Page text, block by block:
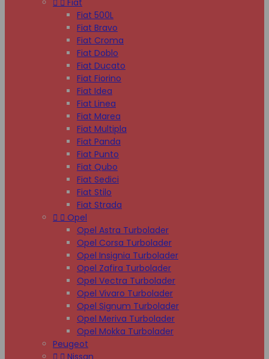
  Fiat
Fiat 500L
Fiat Bravo
Fiat Croma
Fiat Doblo
Fiat Ducato
Fiat Fiorino
Fiat Idea
Fiat Linea
Fiat Marea
Fiat Multipla
Fiat Panda
Fiat Punto
Fiat Qubo
Fiat Sedici
Fiat Stilo
Fiat Strada
  Opel
Opel Astra Turbolader
Opel Corsa Turbolader
Opel Insignia Turbolader
Opel Zafira Turbolader
Opel Vectra Turbolader
Opel Vivaro Turbolader
Opel Signum Turbolader
Opel Meriva Turbolader
Opel Mokka Turbolader
Peugeot
  Nissan